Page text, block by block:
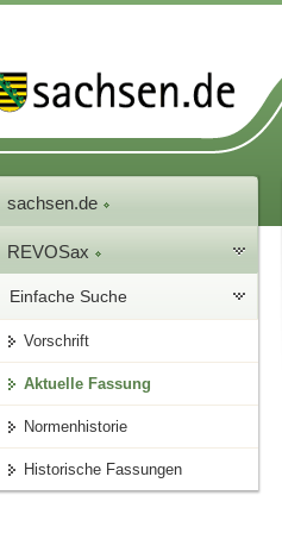
sachsen.de
REVOSax
Einfache Suche
Vorschrift
Aktuelle Fassung
Normenhistorie
Historische Fassungen